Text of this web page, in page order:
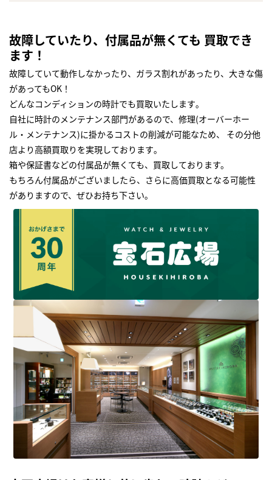
故障していたり、付属品が無くても 買取でき
ます！
故障していて動作しなかったり、ガラス割れがあったり、大きな傷
があってもOK！
どんなコンディションの時計でも買取いたします｡
自社に時計のメンテナンス部門があるので、修理(オーバーホー
ル・メンテナンス)に掛かるコストの削減が可能なため、 その分他
店より高額買取りを実現しております｡
箱や保証書などの付属品が無くても、買取しております。
もちろん付属品がございましたら、さらに高価買取となる可能性
がありますので、ぜひお持ち下さい｡